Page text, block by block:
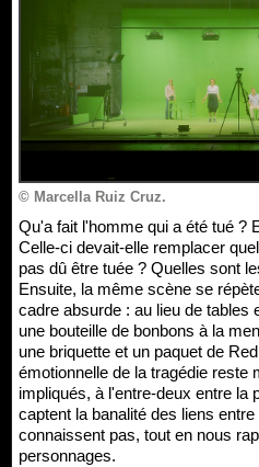
© Marcella Ruiz Cruz.
Qu'a fait l'homme qui a été tué ? Et la femme ? Et la serveuse ?
Celle-ci devait-elle remplacer
pas dû être tuée ? Quelles sont
Ensuite, la même scène se
cadre absurde : au lieu de tables
une bouteille de bonbons à la
une briquette et un paquet de
émotionnelle de la tragédie reste
impliqués, à l'entre-deux entre la
captent la banalité des liens
connaissent pas, tout en nous
personnages.